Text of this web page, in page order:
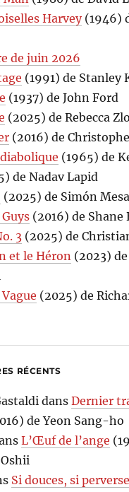
Harvey(1946)
de juin 2026
(1991) de Stanley
(1937) de John Ford
(2025) de Rebecca
(2016) de
(1965) de
de Nadav Lapid
(2025) de Simón
(2016) de Shane
3 (2025) de
et le Héron (2023)
(2025) de
RÉCENTS
dansDernier
de Yeon Sang-ho
L’Œuf de l’ange
Si douces, si